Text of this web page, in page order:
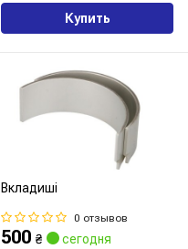
Купить
Вкладиші
0 отзывов
500 ₴ сегодня